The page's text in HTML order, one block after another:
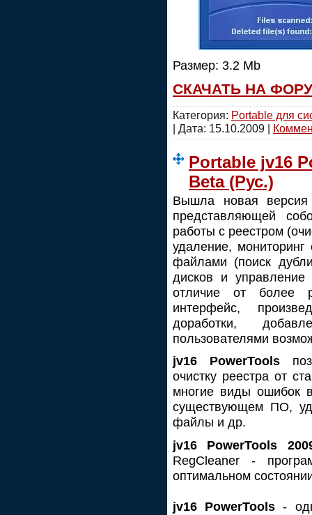
Размер: 3.2 Mb
СКАЧАТЬ НА
Категория: Portable для
| Дата: 15.10.2009 |
Portable jv16
Beta (Рус.)
Вышла новая версия
представляющей
работы с реестром
удаление, мониторинг
файлами (поиск
дисков и
отличие от более
интерфейс,
доработки,
пользователями
jv16 PowerTools
очистку реестра от
многие виды ошибок
существующем ПО,
файлы и др.
jv16 PowerTools
RegCleaner -
оптимальном
jv16 PowerTools-